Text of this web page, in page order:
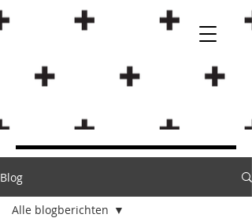
Blog
Alle blogberichten